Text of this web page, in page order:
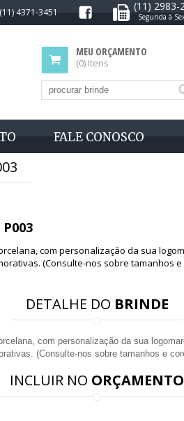
4371-3451 (11) 2983-
Segunda à
MEU ORÇAMENTO
(0) Itens
FALE CONOSCO
com personalização da sua
(Consulte-nos sobre tamanhos e
DETALHE DO BRINDE
com personalização da sua
(Consulte-nos sobre tamanhos e
INCLUIR NO ORÇAMENTO